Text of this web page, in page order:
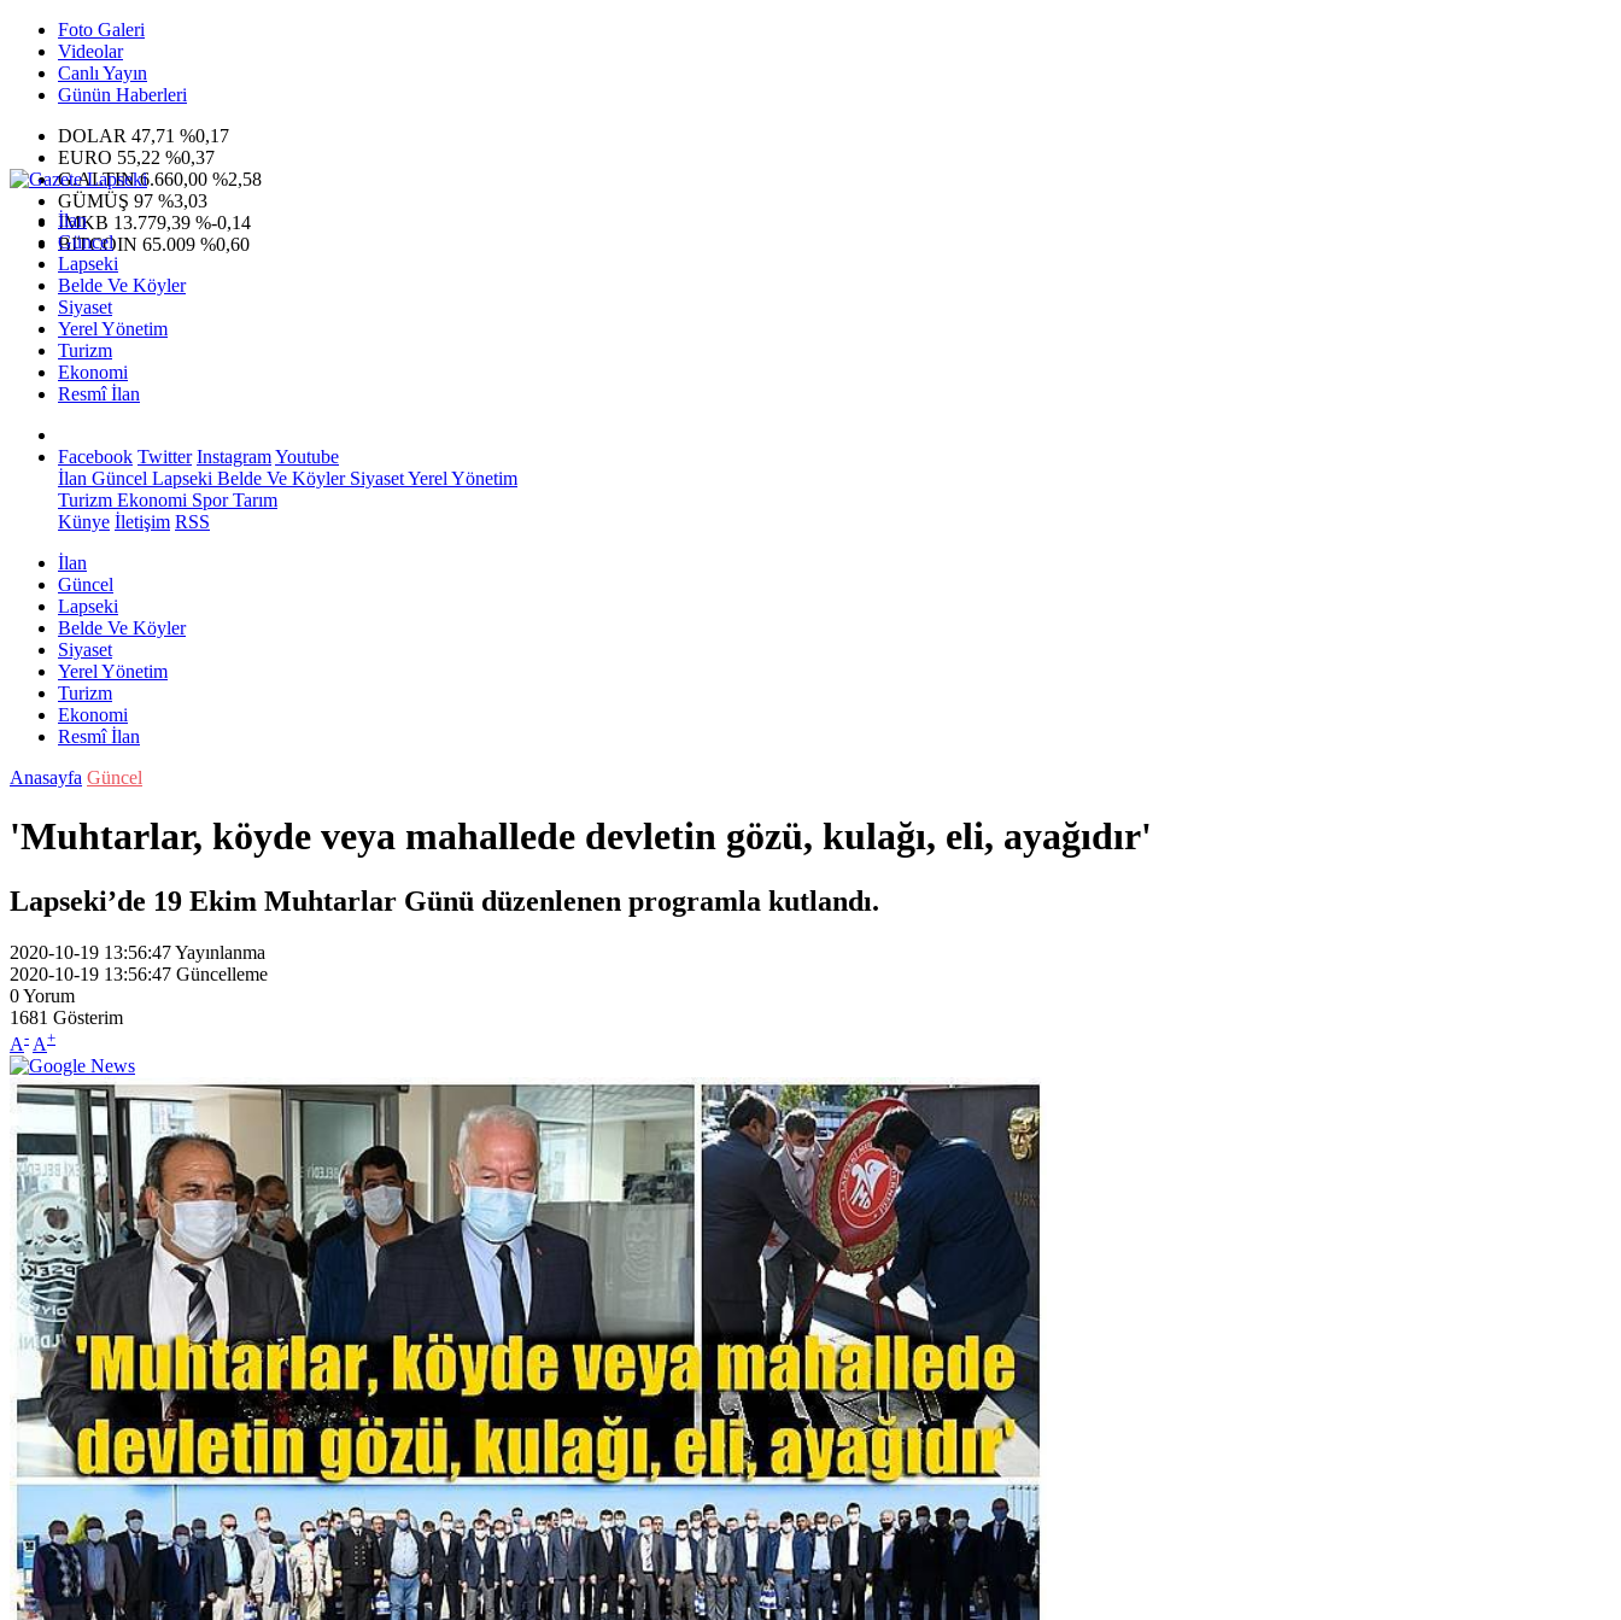
Foto Galeri
Videolar
Canlı Yayın
Günün Haberleri
DOLAR 47,71 %0,17
EURO 55,22 %0,37
G.ALTIN6.660,00 %2,58
GÜMÜŞ 97 %3,03
IMKB 13.779,39 %-0,14
BITCOIN 65.009 %0,60
İlan
Güncel
Lapseki
Belde Ve Köyler
Siyaset
Yerel Yönetim
Turizm
Ekonomi
Resmî İlan
Facebook Twitter InstagramYoutube
İlan Güncel Lapseki Belde Ve KöylerSiyasetYerel Yönetim
Turizm Ekonomi SporTarım
Künye İletişim RSS
İlan
Güncel
Lapseki
Belde Ve Köyler
Siyaset
Yerel Yönetim
Turizm
Ekonomi
Resmî İlan
Anasayfa Güncel
'Muhtarlar, köyde veya mahallede devletin gözü, kulağı, eli, ayağıdır'
Lapseki’de 19 Ekim Muhtarlar Günü düzenlenen programla kutlandı.
2020-10-19 13:56:47Yayınlanma
2020-10-19 13:56:47 Güncelleme
0Yorum
1681 Gösterim
A- A+